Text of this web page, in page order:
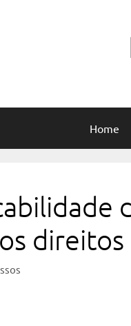
Home
direitos